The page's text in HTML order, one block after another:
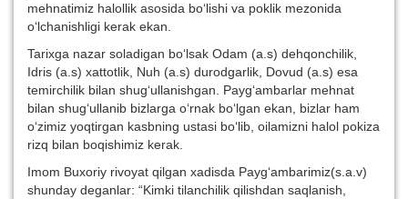
mehnatimiz halollik asosida bo‘lishi va poklik mezonida
o‘lchanishligi kerak ekan.
Tarixga nazar soladigan bo‘lsak Odam (a.s) dehqonchilik,
Idris (a.s) xattotlik, Nuh (a.s) durodgarlik, Dovud (a.s) esa
temirchilik bilan shug‘ullanishgan. Payg‘ambarlar mehnat
bilan shug‘ullanib bizlarga o‘rnak bo‘lgan ekan, bizlar ham
o‘zimiz yoqtirgan kasbning ustasi bo‘lib, oilamizni halol pokiza
rizq bilan boqishimiz kerak.
Imom Buxoriy rivoyat qilgan xadisda Payg‘ambarimiz(s.a.v)
shunday deganlar: “Kimki tilanchilik qilishdan saqlanish,